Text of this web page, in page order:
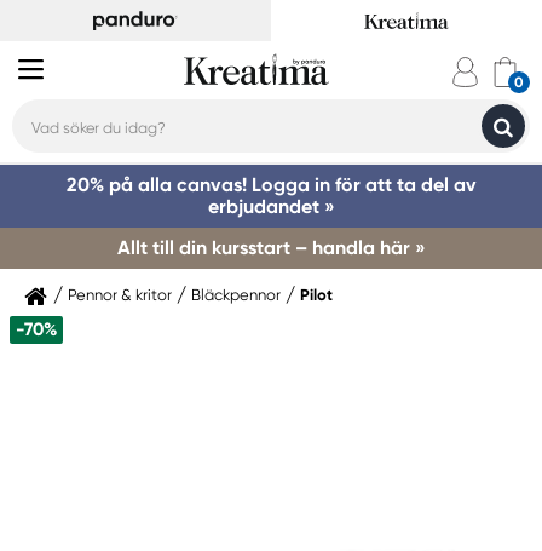
20% på alla canvas! Logga in för att ta del av
erbjudandet »
Allt till din kursstart – handla här »
Pennor & kritor Bläckpennor Pilot
-70%